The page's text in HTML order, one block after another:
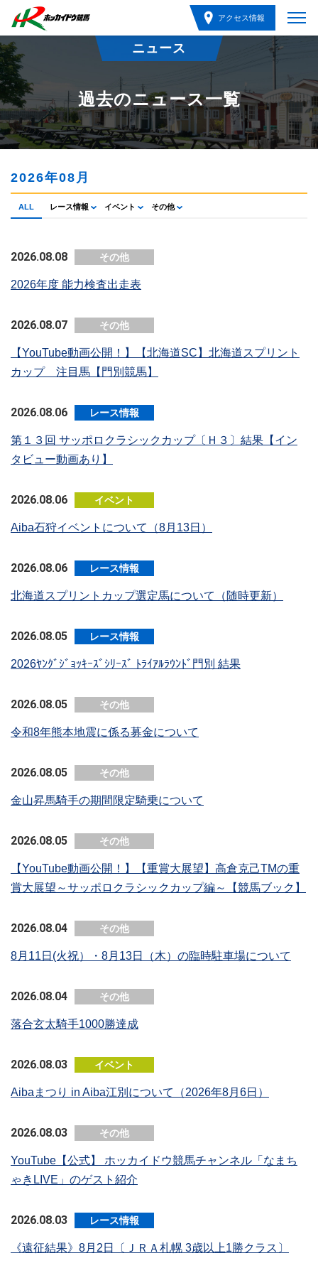
アクセス情報
ニュース
過去のニュース一覧
2026年08月
ALL レース情報 イベント その他
2026.08.08 その他
2026年度 能力検査出走表
2026.08.07 その他
【YouTube動画公開！】【北海道SC】北海道スプリント
カップ 注目馬【門別競馬】
2026.08.06 レース情報
第１３回 サッポロクラシックカップ〔Ｈ３〕結果【イン
タビュー動画あり】
2026.08.06 イベント
Aiba石狩イベントについて（8月13日）
2026.08.06 レース情報
北海道スプリントカップ選定馬について（随時更新）
2026.08.05 レース情報
2026ﾔﾝｸﾞｼﾞｮｯｷｰｽﾞｼﾘｰｽﾞ ﾄﾗｲｱﾙﾗｳﾝﾄﾞ門別 結果
2026.08.05 その他
令和8年熊本地震に係る募金について
2026.08.05 その他
金山昇馬騎手の期間限定騎乗について
2026.08.05 その他
【YouTube動画公開！】【重賞大展望】高倉克己TMの重
賞大展望～サッポロクラシックカップ編～【競馬ブック】
2026.08.04 その他
8月11日(火祝）・8月13日（木）の臨時駐車場について
2026.08.04 その他
落合玄太騎手1000勝達成
2026.08.03 イベント
Aibaまつり in Aiba江別について（2026年8月6日）
2026.08.03 その他
YouTube【公式】 ホッカイドウ競馬チャンネル「なまち
ゃきLIVE」のゲスト紹介
2026.08.03 レース情報
《遠征結果》8月2日〔ＪＲＡ札幌 3歳以上1勝クラス〕